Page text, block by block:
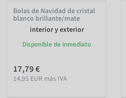
Bolas de Navidad de cristal
blanco brillante/mate
interior y exterior
Disponible de inmediato
17,79 €
14,95 EUR más IVA